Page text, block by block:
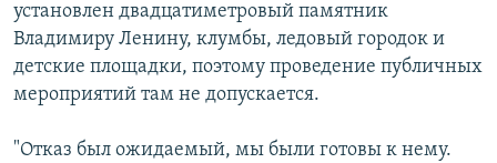
установлен двадцатиметровый памятник
Владимиру Ленину, клумбы, ледовый городок и
детские площадки, поэтому проведение публичных
мероприятий там не допускается.
"Отказ был ожидаемый, мы были готовы к нему.